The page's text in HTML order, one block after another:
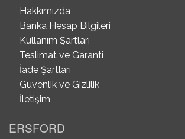
Hakkımızda
Banka Hesap Bilgileri
Kullanım Şartları
Teslimat ve Garanti
İade Şartları
Güvenlik ve Gizlilik
İletişim
ERSFORD